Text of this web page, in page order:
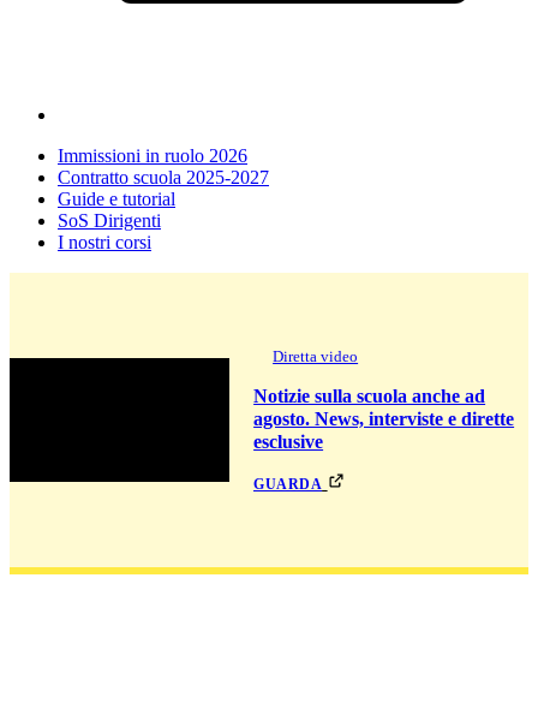
Immissioni in ruolo 2026
Contratto scuola 2025-2027
Guide e tutorial
SoS Dirigenti
I nostri corsi
Diretta video
Notizie sulla scuola anche ad
agosto. News, interviste e dirette
esclusive
guarda